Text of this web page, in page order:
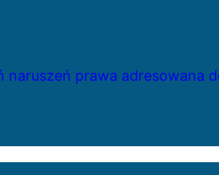
naruszeń prawa